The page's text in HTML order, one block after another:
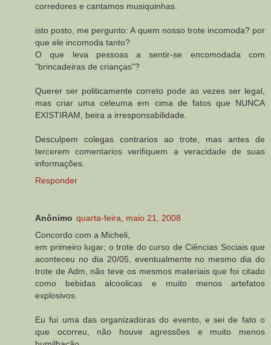
corredores e cantamos musiquinhas.
isto posto, me pergunto: A quem nosso trote incomoda? por
que ele incomoda tanto?
O que leva pessoas a sentir-se encomodada com
"brincadeiras de crianças"?
Querer ser politicamente correto pode as vezes ser legal,
mas criar uma celeuma em cima de fatos que NUNCA
EXISTIRAM, beira a irresponsabilidade.
Desculpem colegas contrarios ao trote, mas antes de
tercerem comentarios verifiquem a veracidade de suas
informações.
Responder
Anônimo quarta-feira, maio 21, 2008
Concordo com a Micheli,
em primeiro lugar; o trote do curso de Ciências Sociais que
aconteceu no dia 20/05, eventualmente no mesmo dia do
trote de Adm, não teve os mesmos materiais que foi citado
como bebidas alcoolicas e muito menos artefatos
explosivos.
Eu fui uma das organizadoras do evento, e sei de fato o
que ocorreu, não houve agressões e muito menos